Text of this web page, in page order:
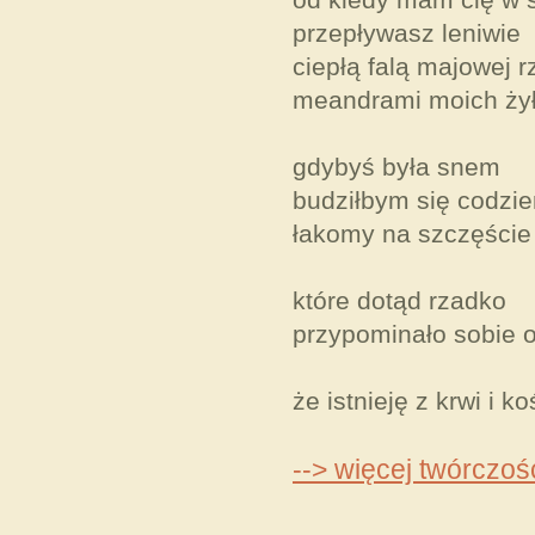
przepływasz leniwie
ciepłą falą majowej
meandrami moich
gdybyś była snem
budziłbym się
łakomy na szczęście
które dotąd rzadko
przypominało sobie
że istnieję z krwi i
--> więcej